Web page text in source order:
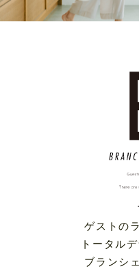
ゲストの
トータル
ブランシ